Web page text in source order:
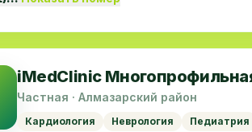
iMedClinic
Частная · Алмазарский район
Кардиология Неврология Педиатрия